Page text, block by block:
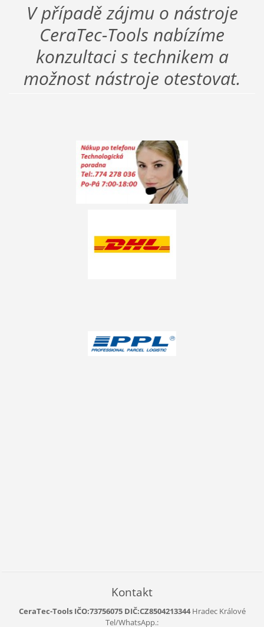
V případě zájmu o nástroje
CeraTec-Tools nabízíme
konzultaci s technikem a
možnost nástroje otestovat.
Kontakt
CeraTec-Tools IČO:73756075 DIČ:CZ8504213344Hradec Králové
Tel/WhatsApp.: